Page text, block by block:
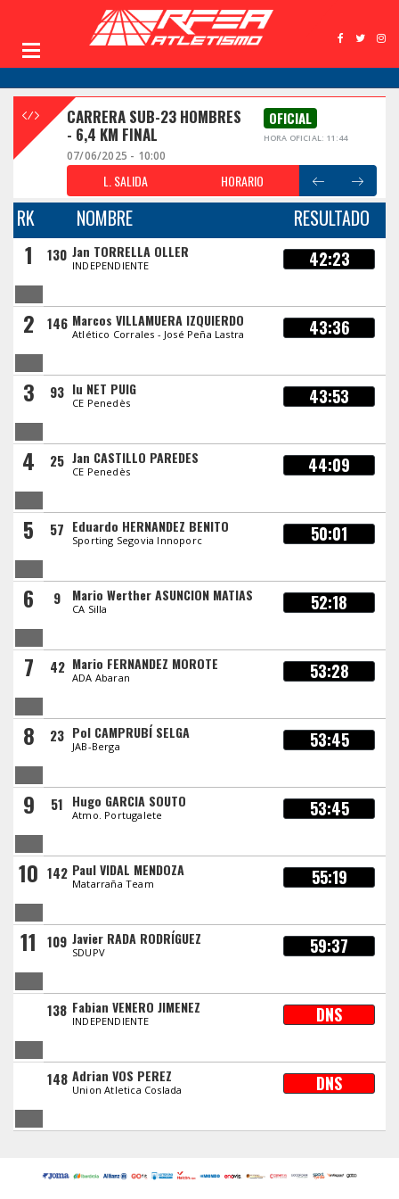
CARRERA SUB-23 HOMBRES
- 6,4 KM FINAL
OFICIAL
HORA OFICIAL: 11:44
07/06/2025 - 10:00
L. SALIDA HORARIO
RK NOMBRE RESULTADO
1 130 Jan TORRELLA OLLER
INDEPENDIENTE 42:23
2 146 Marcos VILLAMUERA IZQUIERDO
Atlético Corrales - José Peña Lastra 43:36
3 93 Iu NET PUIG
CE Penedès 43:53
4 25 Jan CASTILLO PAREDES
CE Penedès 44:09
5 57 Eduardo HERNANDEZ BENITO
Sporting Segovia Innoporc 50:01
6 9 Mario Werther ASUNCION MATIAS
CA Silla 52:18
7 42 Mario FERNANDEZ MOROTE
ADA Abaran 53:28
8 23 Pol CAMPRUBÍ SELGA
JAB-Berga 53:45
9 51 Hugo GARCIA SOUTO
Atmo. Portugalete 53:45
10 142 Paul VIDAL MENDOZA
Matarraña Team 55:19
11 109 Javier RADA RODRÍGUEZ
SDUPV 59:37
138 Fabian VENERO JIMENEZ
INDEPENDIENTE DNS
148 Adrian VOS PEREZ
Union Atletica Coslada DNS